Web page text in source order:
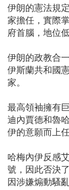
伊朗的憲法規
家擔任，實際
府首腦，地位
伊朗的政教合
伊斯蘭共和國
家。
最高領袖擁有
迪內賈德和魯
伊的意願而上任
哈梅內伊反感
號，因此否決
因涉嫌煽動騷